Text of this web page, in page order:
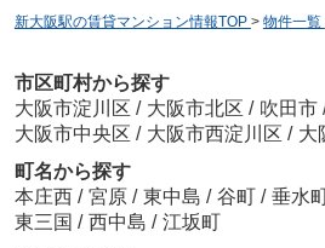
新大阪駅の賃貸マンション情報TOP > 物件一覧
市区町村から探す
大阪市淀川区 / 大阪市北区 / 吹田市
大阪市中央区 / 大阪市西淀川区 / 大
町名から探す
本庄西 / 宮原 / 東中島 / 谷町 / 垂水
東三国 / 西中島 / 江坂町